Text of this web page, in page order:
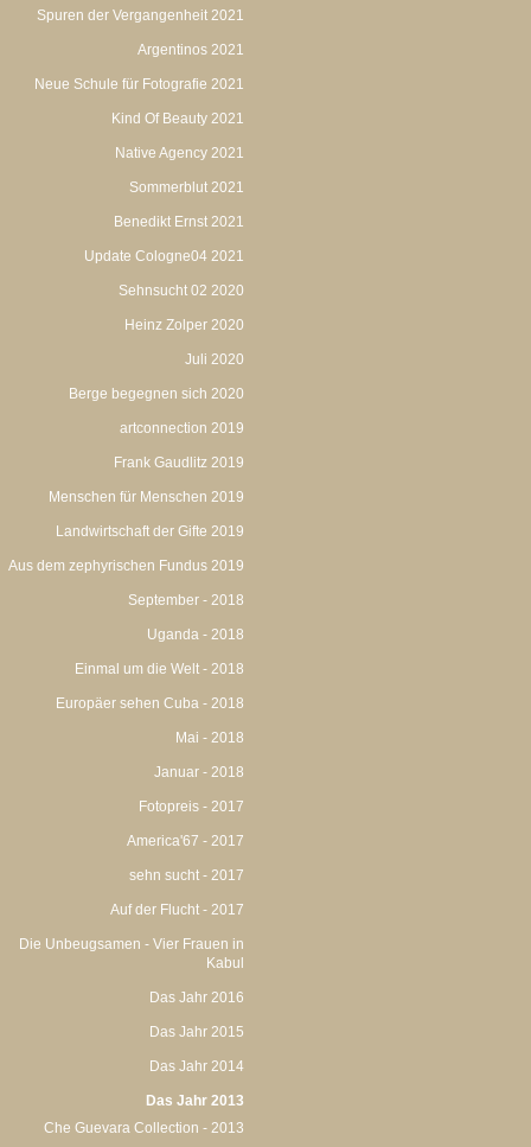
Spuren der Vergangenheit 2021
Argentinos 2021
Neue Schule für Fotografie 2021
Kind Of Beauty 2021
Native Agency 2021
Sommerblut 2021
Benedikt Ernst 2021
Update Cologne04 2021
Sehnsucht 02 2020
Heinz Zolper 2020
Juli 2020
Berge begegnen sich 2020
artconnection 2019
Frank Gaudlitz 2019
Menschen für Menschen 2019
Landwirtschaft der Gifte 2019
Aus dem zephyrischen Fundus 2019
September - 2018
Uganda - 2018
Einmal um die Welt - 2018
Europäer sehen Cuba - 2018
Mai - 2018
Januar - 2018
Fotopreis - 2017
America'67 - 2017
sehn sucht - 2017
Auf der Flucht - 2017
Die Unbeugsamen - Vier Frauen in
Kabul
Das Jahr 2016
Das Jahr 2015
Das Jahr 2014
Das Jahr 2013
Che Guevara Collection - 2013